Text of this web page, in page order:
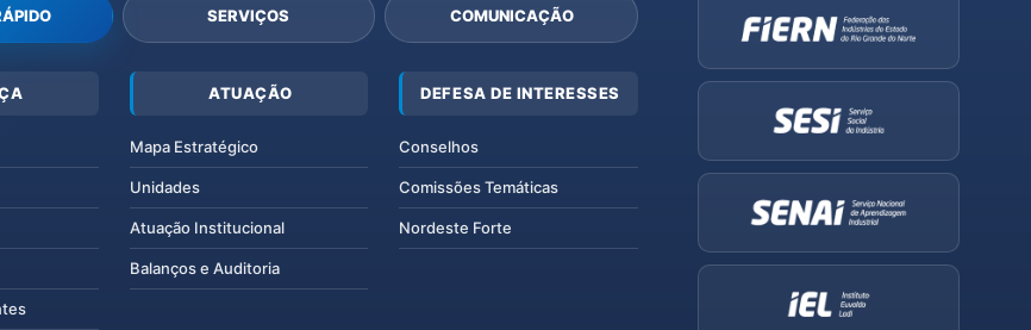
SERVIÇOS COMUNICAÇÃO
ATUAÇÃO
Mapa Estratégico
Unidades
Atuação Institucional
Balanços e Auditoria
DEFESA DE INTERESSES
Conselhos
Comissões Temáticas
Nordeste Forte